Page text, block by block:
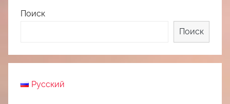
Поиск
Поиск
Русский